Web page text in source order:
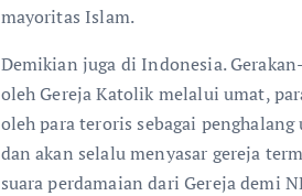
mayoritas Islam.
Demikian juga di Indonesia.
oleh Gereja Katolik melalui umat,
oleh para teroris sebagai
dan akan selalu menyasar gereja
suara perdamaian dari Gereja demi